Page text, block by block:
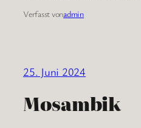
Verfasst vonadmin
25. Juni 2024
Mosambik